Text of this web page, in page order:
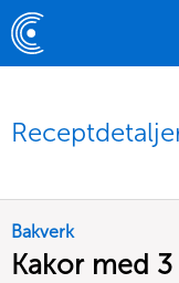
Bakverk
Kakor med